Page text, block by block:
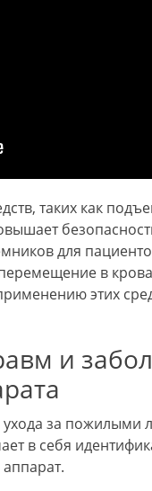
таких как
для
в
этих
и
за
в себя